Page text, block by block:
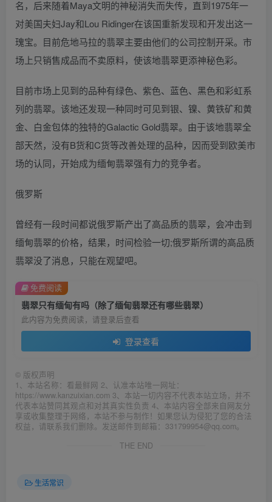
名，后来随着Maya文明的神秘消失而失传，直到1975年一
对美国夫妇Jay和Lou Ridinger在该国重新发现和开发出这一
瑰宝。目前危地马拉的翡翠主要由他们的公司控制开采。市
场上只销售成品而不卖原料，使该地翡翠更添神秘色彩。
目前市场上见到的品种有绿色、紫色、蓝色、黑色和彩虹系
列的翡翠。该地还发现一种同时可见到银、镍、黄铁矿和黄
金、白金包体的独特的Galactic Gold翡翠。由于该地翡翠全
部天然，没有B货和C货等改善处理的品种，因而受到欧美市
场的认同，开始成为缅甸翡翠强有力的竞争者。
俄罗斯
曾经有一段时间都说俄罗斯产出了高品质的翡翠，会冲击到
缅甸翡翠的价格，结果，时间检验一切;俄罗斯所谓的高品质
翡翠没了消息，只能在观望吧。
翡翠只有缅甸有吗（除了缅甸翡翠还有哪些翡翠）
此内容为免费阅读，请登录后查看
登录查看
免费阅读
© 版权声明
1、本站名称：看最鲜网 2、认准本站唯一网址：
https://www.kanzuixian.com 3、本站一切内容不代表本站立场，并不
代表本站赞同其观点和对其真实性负责 4、本站内容全部来自网友分
享或收集整理于网络，本站不参与制作！如果您认为侵犯了您的合法
权益，请联系我们删除。发送邮件到邮箱：331799954@qq.com。
THE END
生活常识